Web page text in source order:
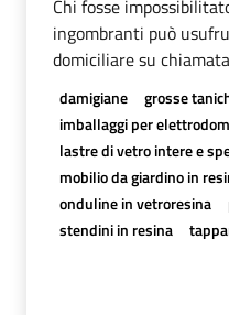
Chi fosse
ingombranti può
domiciliare su
damigiane
grosse
imballaggi per
lastre di vetro intere e
mobilio da giardino in
onduline in vetroresina
stendini in resina